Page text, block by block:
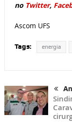
no Twitter,
Ascom UFS
Tags: energia